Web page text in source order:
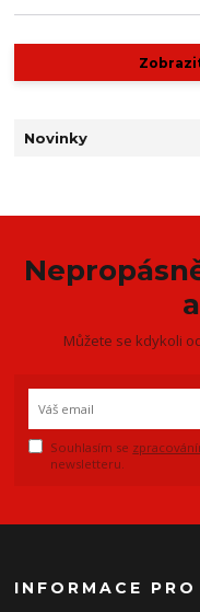
Novinky
Můžete se kdykoli
Souhlasím se
newsletteru.
INFORMACE